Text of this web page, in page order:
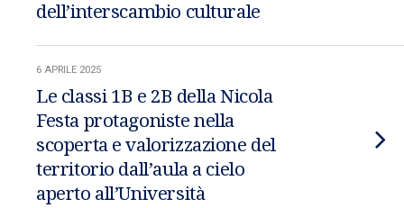
dell’interscambio culturale
6 APRILE 2025
Le classi 1B e 2B della Nicola
Festa protagoniste nella
scoperta e valorizzazione del
territorio dall’aula a cielo
aperto all’Università